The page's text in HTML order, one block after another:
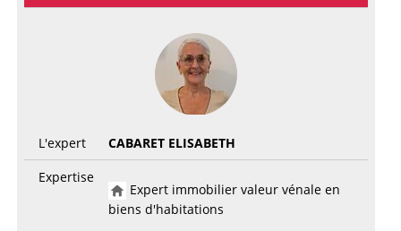
L'expert
CABARET ELISABETH
Expertise
Expert immobilier valeur vénale en
biens d'habitations